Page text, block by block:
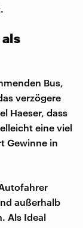
Bus,
verzögere
Haeser, dass
eine viel
Gewinne in
außerhalb
Als Ideal